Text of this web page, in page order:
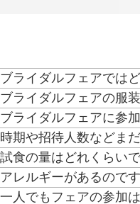
ス／ラフィリエ／エルシール
【開放感あふれるワンフロア
《来館最大7万円プレゼント》
円（20名様以上での挙式・結
《その他来館特典》GEEKS
《成約特典》【1】挙式料20
ブライダルフェアでは
チャペル・パーティ会場の見
ブライダルフェアの服
服装は普段着でお気軽にお越
ブライダルフェアに参
クレド地下駐車場にお停めい
時期や招待人数などま
参加可能です。大まかでも時
試食の量はどれくらい
前菜・スープ・メイン(肉・魚
アレルギーがあるので
対応しております。予約時にお
一人でもフェアの参加